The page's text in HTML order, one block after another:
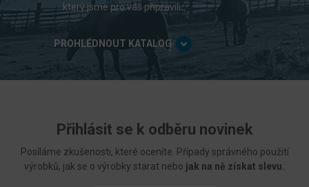
který jsme pro vás připravili.
PROHLÉDNOUT KATALOG
Přihlásit se k odběru novinek
Posíláme zkušenosti, které oceníte. Případy správného použití
výrobků, jak se o výrobky starat nebo jak na ně získat slevu.